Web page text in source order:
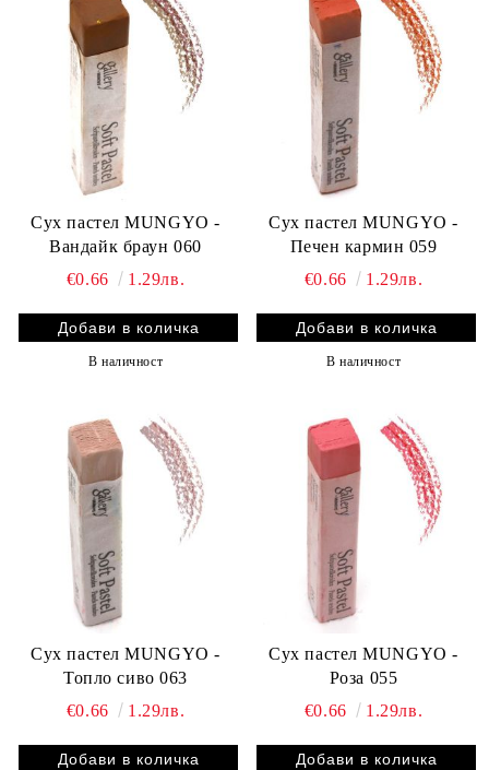
Сух пастел MUNGYO -
Вандайк браун 060
€0.66
1.29лв.
В наличност
Сух пастел MUNGYO -
Печен кармин 059
€0.66
1.29лв.
В наличност
Сух пастел MUNGYO -
Топло сиво 063
€0.66
1.29лв.
Сух пастел MUNGYO -
Роза 055
€0.66
1.29лв.